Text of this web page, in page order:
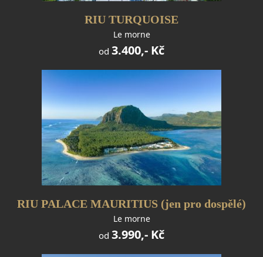
RIU TURQUOISE
Le morne
od 3.400,- Kč
RIU PALACE MAURITIUS (jen pro dospělé)
Le morne
od 3.990,- Kč